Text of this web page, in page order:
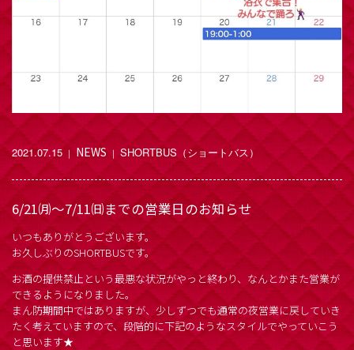
2021.07.15 ｜ NEWS｜ SHORTBUS（ショートバス）
6/21㈪～7/11㈰までの営業日のお知らせ
いつもありがとうございます。
お久しぶりのSHORTBUSです。
お酒の提供禁止という最悪な状況がやっと終わり、なんとかまた営業が
できるようになりました。
まん防期間中ではありますが、少しずつでも通常の夜営業に戻していき
たく考えていますので、段階的に下記のようなスタイルでやっていこう
と思います★